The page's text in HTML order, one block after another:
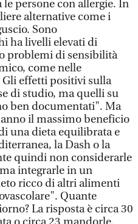
persone con allergie. In
alternative come i
Sono
ha livelli elevati di
problemi di sensibilità
come nelle
effetti positivi sulla
di studio, ma quelli su
ben documentati". Ma
il massimo beneficio
una dieta equilibrata e
la Dash o la
quindi non considerarle
integrarle in un
ricco di altri alimenti
Quante
La risposta è circa 30